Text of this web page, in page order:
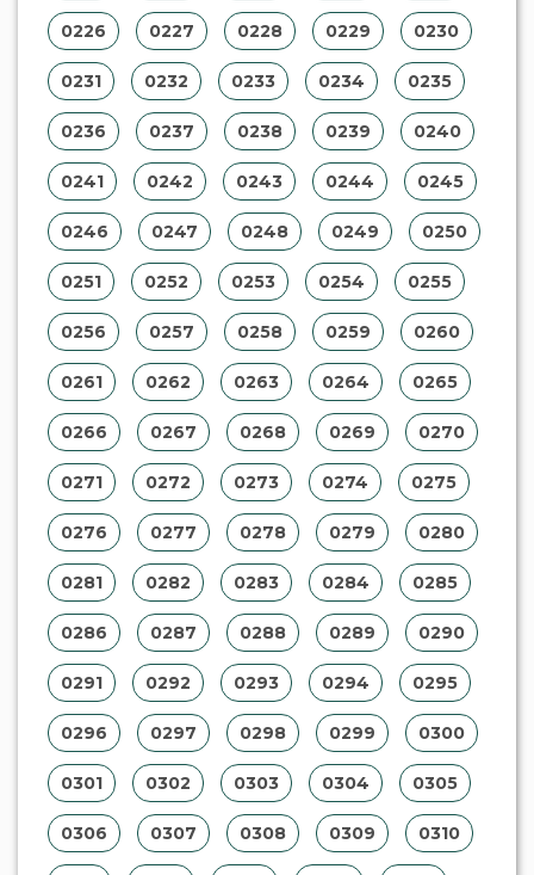
0226 0227 0228 0229 0230
0231 0232 0233 0234 0235
0236 0237 0238 0239 0240
0241 0242 0243 0244 0245
0246 0247 0248 0249 0250
0251 0252 0253 0254 0255
0256 0257 0258 0259 0260
0261 0262 0263 0264 0265
0266 0267 0268 0269 0270
0271 0272 0273 0274 0275
0276 0277 0278 0279 0280
0281 0282 0283 0284 0285
0286 0287 0288 0289 0290
0291 0292 0293 0294 0295
0296 0297 0298 0299 0300
0301 0302 0303 0304 0305
0306 0307 0308 0309 0310